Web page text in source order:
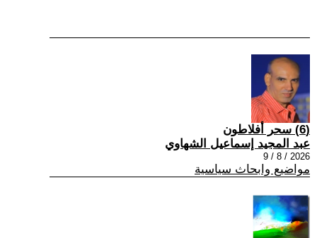
(6) سحر أفلاطون
عبد المجيد إسماعيل الشهاوي
2026 / 8 / 9
مواضيع وابحاث سياسية